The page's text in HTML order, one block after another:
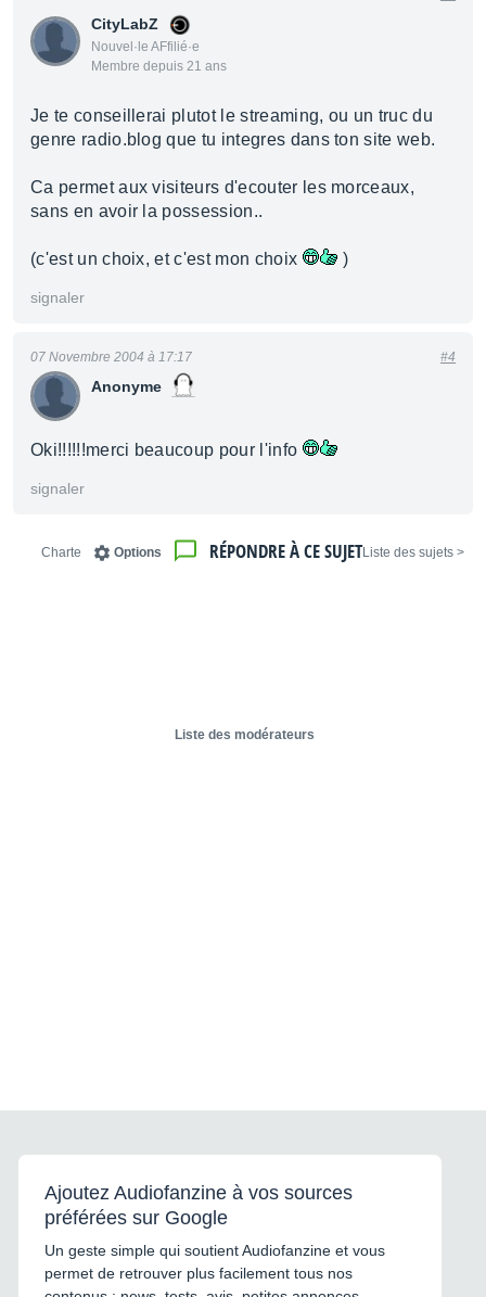
CityLabZ
Nouvel·le AFfilié·e
Membre depuis 21 ans
Je te conseillerai plutot le streaming, ou un truc du
genre radio.blog que tu integres dans ton site web.
Ca permet aux visiteurs d'ecouter les morceaux,
sans en avoir la possession..
(c'est un choix, et c'est mon choix )
signaler
Anonyme
07 Novembre 2004 à 17:17 #4
Oki!!!!!!merci beaucoup pour l'info
signaler
< Liste des sujets
RÉPONDRE À CE SUJET
Options
Charte
Liste des modérateurs
Ajoutez Audiofanzine à vos sources
préférées sur Google
Un geste simple qui soutient Audiofanzine et vous
permet de retrouver plus facilement tous nos